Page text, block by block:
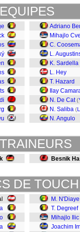
EQUIPES
Adriano
Mihajlo
C.
L.
K. Sardella
L. Hey
T. Hazard
Ilay
N. De Cat (
N. Saliba (
N. Angulo
Besnik
DE
M. N'Diaye
T. Degreef
Mihajlo Ilic
Joachim